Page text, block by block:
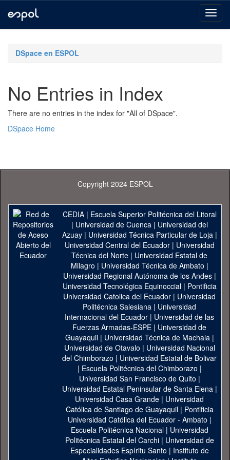
navigationDSpace en ESPOL
No Entries in Index
There are no entries in the index for "All of DSpace".
DSpace Home
Copyright 2024 ESPOL
CEDIA| Escuela Superior Politécnica del Litoral
| Universidad de Cuenca| Universidad del
Azuay| Universidad Técnica Particular de Loja|
Universidad Central del Ecuador| Universidad
Técnica del Norte | Universidad Estatal de
Milagro | Universidad Técnica de Ambato |
Universidad Regional Autónoma de los Andes|
Universidad Tecnológica Equinoccial| Pontificia
Universidad Catolica del Ecuador | Universidad
Politécnica Salesiana | Universidad
Internacional del Ecuador | Universidad de las
Fuerzas Armadas-ESPE | Universidad de
Guayaquil| Universidad Técnica de Machala|
Universidad de Otavalo | Universidad Nacional
del Chimborazo | Universidad Estatal de Bolivar
| Escuela Politécnica del Chimborazo |
Universidad San Francisco de Quito |
Universidad Estatal Peninsular de Santa Elena|
Universidad Casa Grande | Universidad
Católica de Santiago de Guayaquil| Pontificia
Universidad Católica del Ecuador - Ambato |
Escuela Politécnica Nacional| Universidad
Politécnica Estatal del Carchi| Universidad de
Especialidades Espíritu Santo | Instituto de